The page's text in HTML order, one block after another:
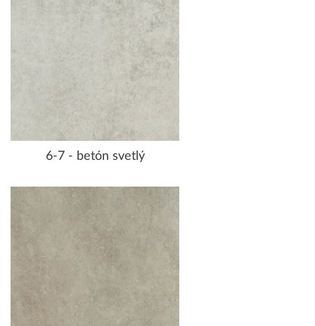
6-7 - betón svetlý